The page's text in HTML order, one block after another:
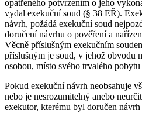
opatřeného potvrzením o jeho
vydal exekuční soud (§ 38 EŘ).
návrh, požádá exekuční soud
doručení návrhu o pověření a
Věcně příslušným exekučním
příslušným je soud, v jehož obvodu
osobou, místo svého trvalého
Pokud exekuční návrh neobsahuje
nebo je nesrozumitelný anebo
exekutor, kterému byl doručen